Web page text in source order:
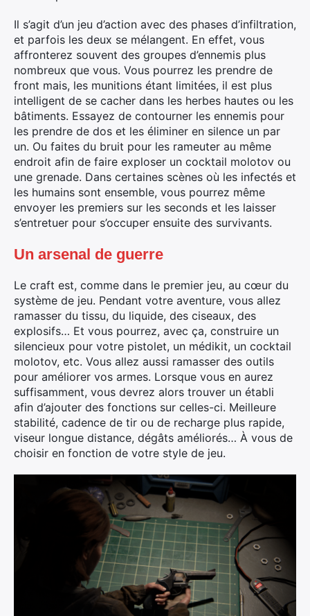
Il s’agit d’un jeu d’action avec des phases d’infiltration,
et parfois les deux se mélangent. En effet, vous
affronterez souvent des groupes d’ennemis plus
nombreux que vous. Vous pourrez les prendre de
front mais, les munitions étant limitées, il est plus
intelligent de se cacher dans les herbes hautes ou les
bâtiments. Essayez de contourner les ennemis pour
les prendre de dos et les éliminer en silence un par
un. Ou faites du bruit pour les rameuter au même
endroit afin de faire exploser un cocktail molotov ou
une grenade. Dans certaines scènes où les infectés et
les humains sont ensemble, vous pourrez même
envoyer les premiers sur les seconds et les laisser
s’entretuer pour s’occuper ensuite des survivants.
Un arsenal de guerre
Le craft est, comme dans le premier jeu, au cœur du
système de jeu. Pendant votre aventure, vous allez
ramasser du tissu, du liquide, des ciseaux, des
explosifs… Et vous pourrez, avec ça, construire un
silencieux pour votre pistolet, un médikit, un cocktail
molotov, etc. Vous allez aussi ramasser des outils
pour améliorer vos armes. Lorsque vous en aurez
suffisamment, vous devrez alors trouver un établi
afin d’ajouter des fonctions sur celles-ci. Meilleure
stabilité, cadence de tir ou de recharge plus rapide,
viseur longue distance, dégâts améliorés… À vous de
choisir en fonction de votre style de jeu.